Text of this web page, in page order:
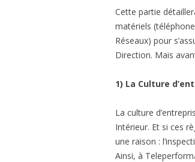
Cette partie
matériels
Réseaux) pour
Direction. Mais
1) La Culture
La culture
Intérieur. Et si ces
une raison :
Ainsi, à